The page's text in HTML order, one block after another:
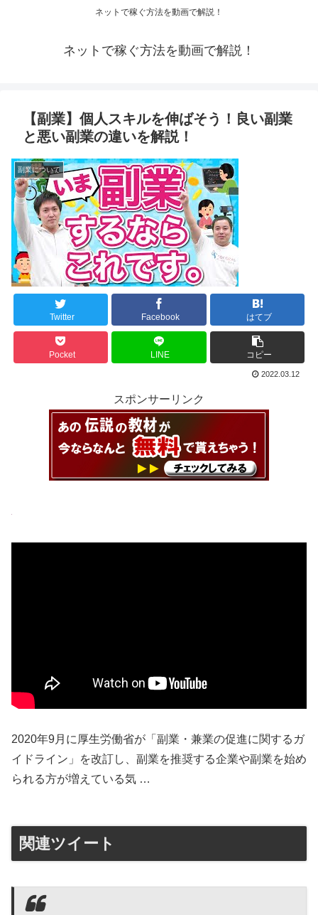
ネットで稼ぐ方法を動画で解説！
ネットで稼ぐ方法を動画で解説！
【副業】個人スキルを伸ばそう！良い副業
と悪い副業の違いを解説！
副業について
Twitter Facebook はてブ
Pocket LINE コピー
2022.03.12
スポンサーリンク
2020年9月に厚生労働省が「副業・兼業の促進に関するガ
イドライン」を改訂し、副業を推奨する企業や副業を始め
られる方が増えている気 …
関連ツイート